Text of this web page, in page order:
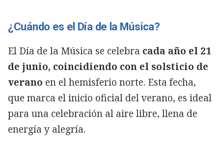
¿Cuándo es el Día de la Música?
El Día de la Música se celebra cada año el 21
de junio, coincidiendo con el solsticio de
verano en el hemisferio norte. Esta fecha,
que marca el inicio oficial del verano, es ideal
para una celebración al aire libre, llena de
energía y alegría.